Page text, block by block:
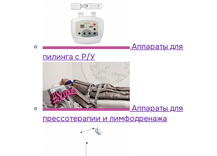
Аппараты для
пилинга с Р/У
Аппараты для
прессотерапии и лимфодренажа